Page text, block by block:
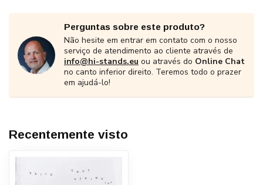
Perguntas sobre este produto?
Não hesite em entrar em contato com o nosso
serviço de atendimento ao cliente através de
info@hi-stands.eu ou através do Online Chat
no canto inferior direito. Teremos todo o prazer
em ajudá-lo!
Recentemente visto